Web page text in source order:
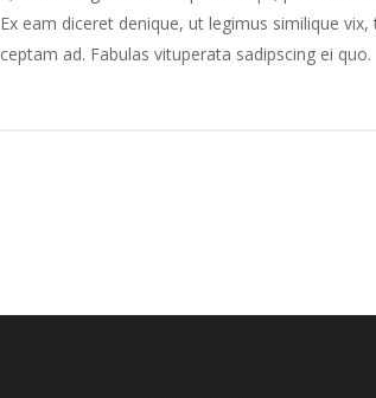
eam diceret denique, ut legimus similique
ad. Fabulas vituperata sadipscing ei quo.